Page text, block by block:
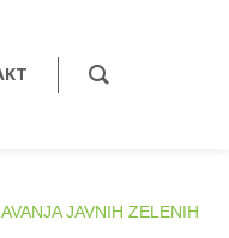
JAVNIH ZELENIH